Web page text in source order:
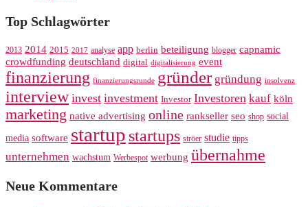
Top Schlagwörter
2013 2014 2015 2017 analyse app berlin beteiligung blogger capnamic
crowdfunding deutschland digital digitalisierung event
finanzierung finanzierungsrunde gründer gründung insolvenz
interview invest investment Investor Investoren kauf köln
marketing native advertising online rankseller seo shop social
media software startup startups ströer studie tipps
unternehmen wachstum Werbespot werbung übernahme
Neue Kommentare